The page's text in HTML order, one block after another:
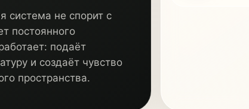
система не спорит с
постоянного
подаёт
и создаёт чувство
пространства.